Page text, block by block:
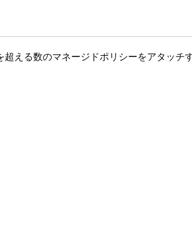
える数のマネージドポリシーをアタッチ